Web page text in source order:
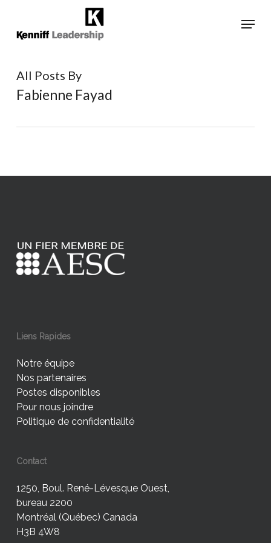
main
Menu
All Posts By
Fabienne Fayad
Liens Rapides
Notre équipe
Nos partenaires
Postes disponibles
Pour nous joindre
Politique de confidentialité
Contact
1250, Boul. René-Lévesque Ouest,
bureau 2200
Montréal (Québec) Canada
H3B 4W8